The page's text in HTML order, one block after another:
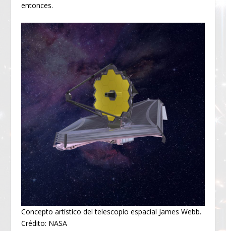
entonces.
Concepto artístico del telescopio espacial James Webb.
Crédito: NASA